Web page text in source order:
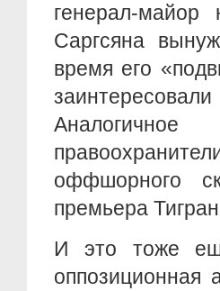
генерал-
Саргсяна
время его
оффшорного
премьера
И это тоже
оппозиционная